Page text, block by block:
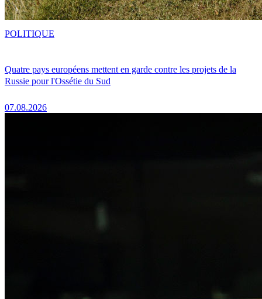
Quatre pays européens mettent en garde contre les projets de la
Russie pour l'Ossétie du Sud
07.08.2026
POLITIQUE